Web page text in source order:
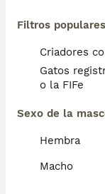
Filtros populares
Criadores
Gatos
o la FIFe
Sexo de la
Hembra
Macho